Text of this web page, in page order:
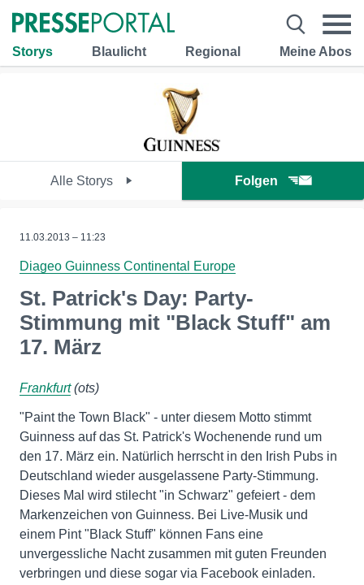
Storys Blaulicht Regional Meine Abos
Alle Storys Folgen
11.03.2013 – 11:23
Diageo Guinness Continental Europe
St. Patrick's Day: Party-
Stimmung mit "Black Stuff" am
17. März
Frankfurt(ots)
"Paint the Town Black" - unter diesem Motto stimmt
Guinness auf das St. Patrick's Wochenende rund um
den 17. März ein. Natürlich herrscht in den Irish Pubs in
Deutschland wieder ausgelassene Party-Stimmung.
Dieses Mal wird stilecht "in Schwarz" gefeiert - dem
Markenzeichen von Guinness. Bei Live-Musik und
einem Pint "Black Stuff" können Fans eine
unvergessliche Nacht zusammen mit guten Freunden
verbringen und diese sogar via Facebook einladen.